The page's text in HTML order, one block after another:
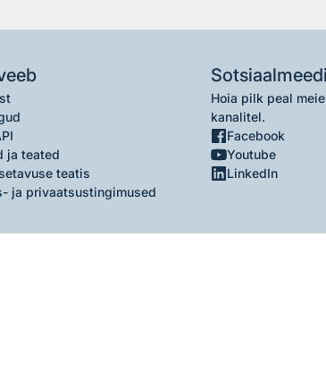
ja teated
teatis
ja privaatsustingimused
Hoia pilk peal
kanalitel.
Facebook
Youtube
LinkedIn